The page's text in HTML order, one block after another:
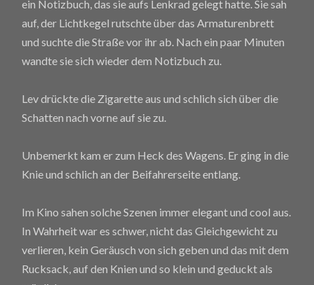
ein Notizbuch, das sie aufs Lenkrad gelegt hatte. Sie sah
auf, der Lichtkegel rutschte über das Armaturenbrett
und suchte die Straße vor ihr ab. Nach ein paar Minuten
wandte sie sich wieder dem Notizbuch zu.
Lev drückte die Zigarette aus und schlich sich über die
Schatten nach vorne auf sie zu.
Unbemerkt kam er zum Heck des Wagens. Er ging in die
Knie und schlich an der Beifahrerseite entlang.
Im Kino sahen solche Szenen immer elegant und cool aus.
In Wahrheit war es schwer, nicht das Gleichgewicht zu
verlieren, kein Geräusch von sich geben und das mit dem
Rucksack, auf den Knien und so klein und geduckt als